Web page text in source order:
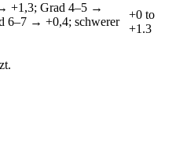
+1,3; Grad 4–5 →
6–7 → +0,4; schwerer
+0 to
+1.3